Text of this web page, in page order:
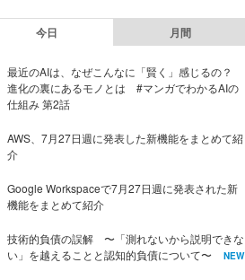
今日 月間
最近のAIは、なぜこんなに「賢く」感じるの？
進化の裏にあるモノとは #マンガでわかるAIの
仕組み 第2話
AWS、7月27日週に発表した新機能をまとめて紹
介
Google Workspaceで7月27日週に発表された新
機能をまとめて紹介
技術的負債の誤解 〜「測れないから説明できな
い」を越えることと認知的負債について〜
NEW